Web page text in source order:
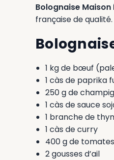
Bolognaise Maison
française de qualité.
1 kg de bœuf
1 càs de paprika
250 g de
1 càs de sauce
1 branche de
1 càs de curry
400 g de
2 gousses d’ail